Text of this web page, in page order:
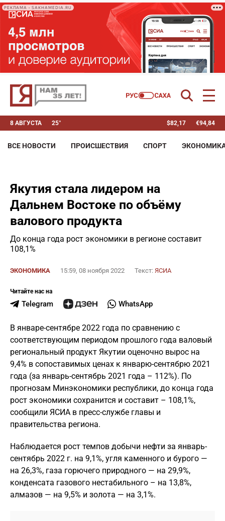
РЕКЛАМА • SAKHAMEDIA.RU
8 АВГУСТА 25° $82,17 €94,84
ВСЕ НОВОСТИ ПРОИСШЕСТВИЯ СПОРТ
Якутия стала лидером на
Дальнем Востоке по объёму
валового продукта
До конца года рост экономики в регионе составит
108,1%
ЭКОНОМИКА 15:59, 08 ноября 2022 Текст: ЯСИА
Читайте нас на
Telegram WhatsApp
В январе-сентябре 2022 года по сравнению с
соответствующим периодом прошлого года валовый
региональный продукт Якутии оценочно вырос на
9,4% в сопоставимых ценах к январю-сентябрю 2021
года (за январь-сентябрь 2021 года – 112%). По
прогнозам Минэкономики республики, до конца года
рост экономики сохранится и составит – 108,1%,
сообщили ЯСИА в пресс-службе главы и
правительства региона.
Наблюдается рост темпов добычи нефти за январь-
сентябрь 2022 г. на 9,1%, угля каменного и бурого —
на 26,3%, газа горючего природного — на 29,9%,
конденсата газового нестабильного – на 13,8%,
алмазов — на 9,5% и золота — на 3,1%.